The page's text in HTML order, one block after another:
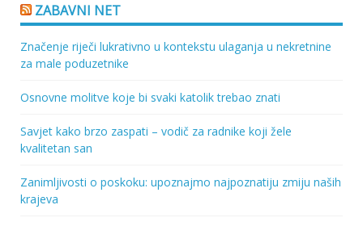
ZABAVNI NET
Značenje riječi lukrativno u kontekstu ulaganja u nekretnine
za male poduzetnike
Osnovne molitve koje bi svaki katolik trebao znati
Savjet kako brzo zaspati – vodič za radnike koji žele
kvalitetan san
Zanimljivosti o poskoku: upoznajmo najpoznatiju zmiju naših
krajeva